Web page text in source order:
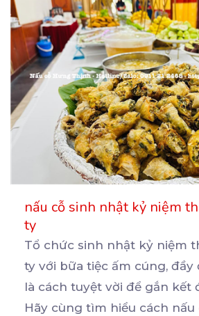
nấu cỗ sinh nhật kỷ niệm
ty
Tổ chức sinh nhật kỷ niệm
ty với bữa tiệc ấm cúng,
là cách tuyệt vời để gắn kết
Hãy cùng tìm hiểu cách